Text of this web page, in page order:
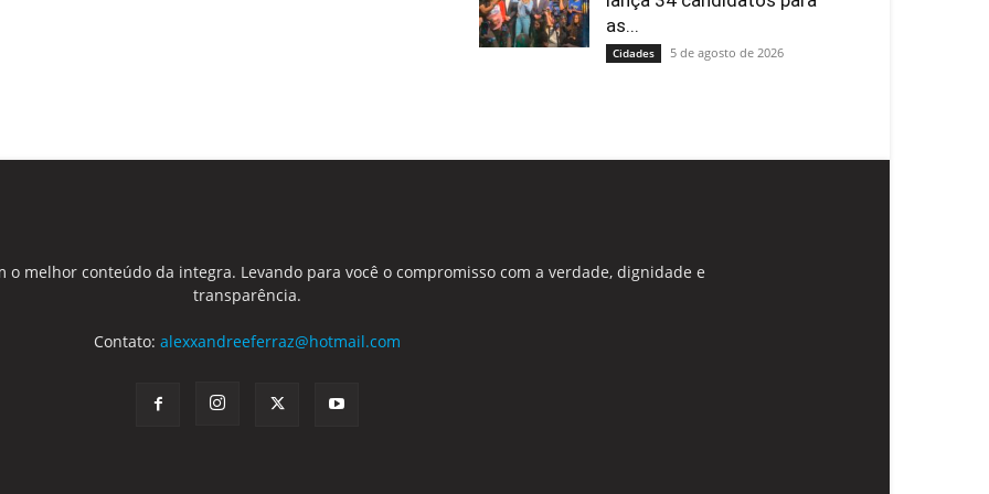
as...
Cidades 5 de agosto de 2026
o melhor conteúdo da integra. Levando para você o compromisso com a verdade, dignidade e
transparência.
Contato: alexxandreeferraz@hotmail.com